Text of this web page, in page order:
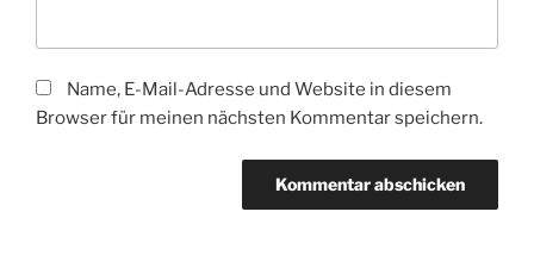
Name, E-Mail-Adresse und Website in diesem
Browser für meinen nächsten Kommentar speichern.